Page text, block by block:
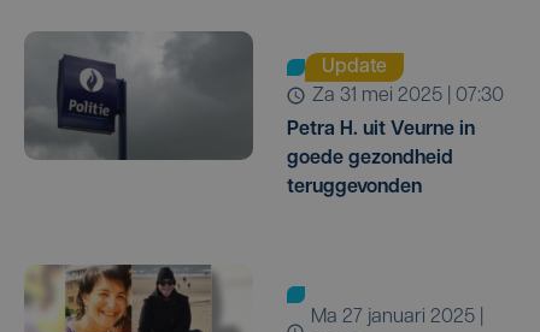
Update
za 31 mei 2025 | 07:30
Petra H. uit Veurne in
goede gezondheid
teruggevonden
ma 27 januari 2025 |